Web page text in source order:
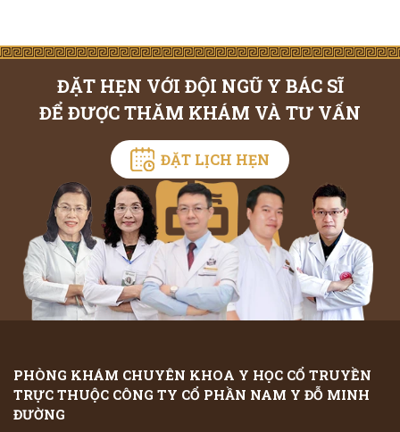
ĐẶT HẸN VỚI ĐỘI NGŨ Y BÁC SĨ
ĐỂ ĐƯỢC THĂM KHÁM VÀ TƯ VẤN
ĐẶT LỊCH HẸN
PHÒNG KHÁM CHUYÊN KHOA Y HỌC CỔ TRUYỀN
TRỰC THUỘC CÔNG TY CỔ PHẦN NAM Y ĐỖ MINH
ĐƯỜNG